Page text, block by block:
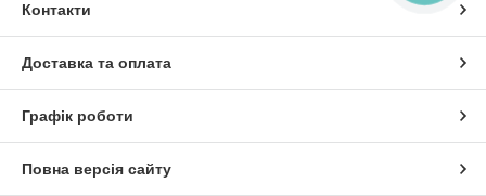
Контакти
Доставка та оплата
Графік роботи
Повна версія сайту